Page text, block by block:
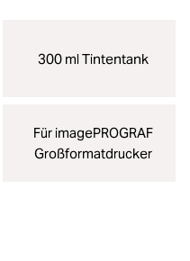
300 ml Tintentank
Für imagePROGRAF
Großformatdrucker